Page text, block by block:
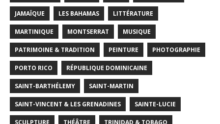
JAMAÏQUE LES BAHAMAS LITTÉRATURE
MARTINIQUE MONTSERRAT MUSIQUE
PATRIMOINE & TRADITION PEINTURE PHOTOGRAPHIE
PORTO RICO RÉPUBLIQUE DOMINICAINE
SAINT-BARTHÉLEMY SAINT-MARTIN
SAINT-VINCENT & LES GRENADINES SAINTE-LUCIE
SCULPTURE THÉÂTRE TRINIDAD & TOBAGO